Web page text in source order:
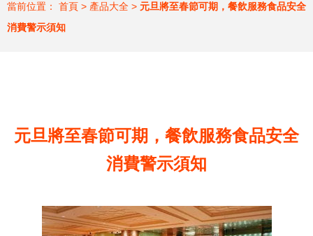
當前位置： 首頁 > 產品大全 > 元旦將至春節可期，餐飲服務食品安全
消費警示須知
元旦將至春節可期，餐飲服務食品安全
消費警示須知